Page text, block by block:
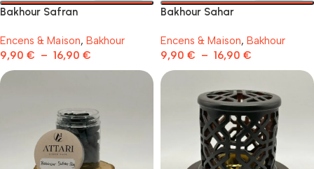
Bakhour Safran
Encens & Maison, Bakhour
9,90 € – 16,90 €
Bakhour Sahar
Encens & Maison, Bakhour
9,90 € – 16,90 €